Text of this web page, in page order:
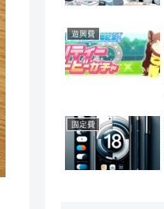
遊興費
固定費